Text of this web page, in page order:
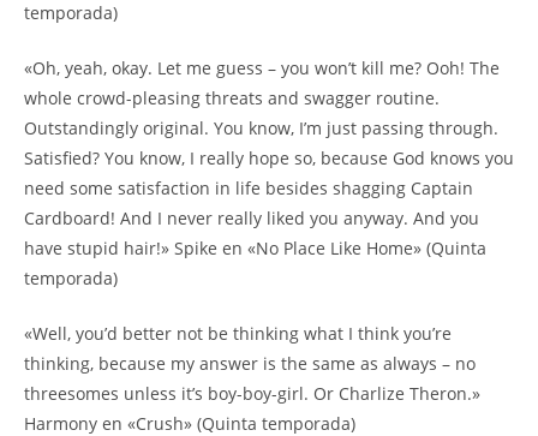
temporada)
«Oh, yeah, okay. Let me guess – you won’t kill me? Ooh! The
whole crowd-pleasing threats and swagger routine.
Outstandingly original. You know, I’m just passing through.
Satisfied? You know, I really hope so, because God knows you
need some satisfaction in life besides shagging Captain
Cardboard! And I never really liked you anyway. And you
have stupid hair!» Spike en «No Place Like Home» (Quinta
temporada)
«Well, you’d better not be thinking what I think you’re
thinking, because my answer is the same as always – no
threesomes unless it’s boy-boy-girl. Or Charlize Theron.»
Harmony en «Crush» (Quinta temporada)